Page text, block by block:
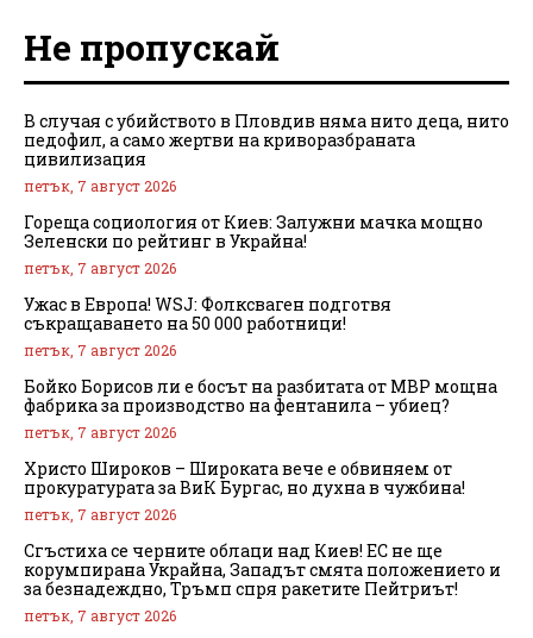
Не пропускай
В случая с убийството в Пловдив няма нито деца, нито
педофил, а само жертви на криворазбраната
цивилизация
петък, 7 август 2026
Гореща социология от Киев: Залужни мачка мощно
Зеленски по рейтинг в Украйна!
петък, 7 август 2026
Ужас в Европа! WSJ: Фолксваген подготвя
съкращаването на 50 000 работници!
петък, 7 август 2026
Бойко Борисов ли е босът на разбитата от МВР мощна
фабрика за производство на фентанила – убиец?
петък, 7 август 2026
Христо Широков – Широката вече е обвиняем от
прокуратурата за ВиК Бургас, но духна в чужбина!
петък, 7 август 2026
Сгъстиха се черните облаци над Киев! ЕС не ще
корумпирана Украйна, Западът смята положението и
за безнадеждно, Тръмп спря ракетите Пейтриът!
петък, 7 август 2026